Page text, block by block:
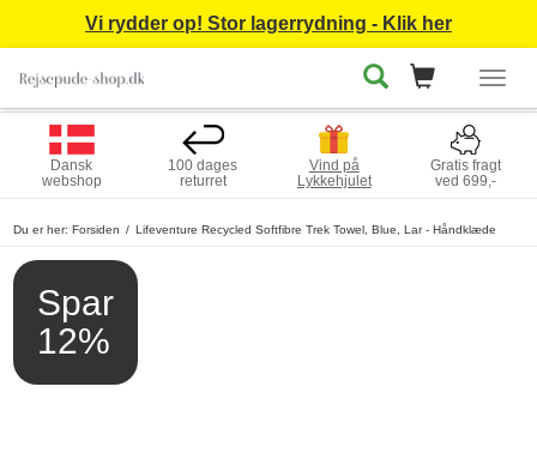
Vi rydder op! Stor lagerrydning - Klik her
Dansk
webshop
100 dages
returret
Vind på
Lykkehjulet
Gratis fragt
ved 699,-
Du er her: Forsiden Lifeventure Recycled Softfibre Trek Towel, Blue, Lar - Håndklæde
Spar
12%